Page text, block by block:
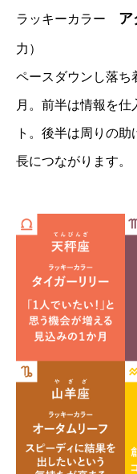
ラッキーカラー ア
力）
ペースダウンし落ち
月。前半は情報を
ト。後半は周りの
長につながります。